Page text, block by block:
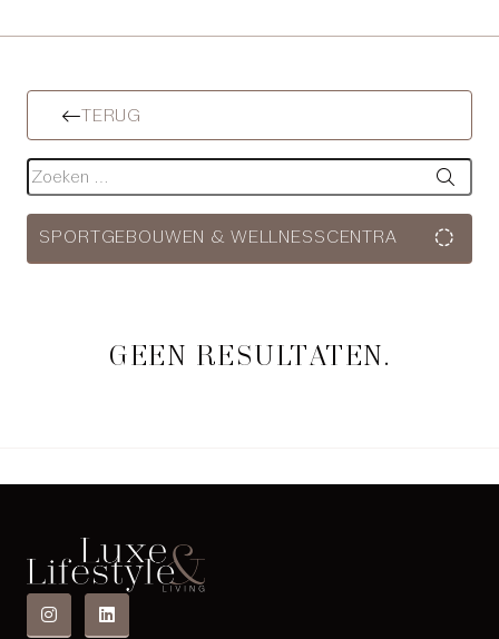
TERUG
Zoeken
SPORTGEBOUWEN & WELLNESSCENTRA
GEEN RESULTATEN.